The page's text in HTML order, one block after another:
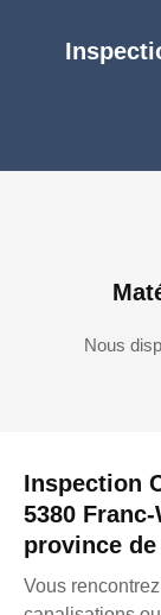
Inspection
5380
province de
Vous
Nous